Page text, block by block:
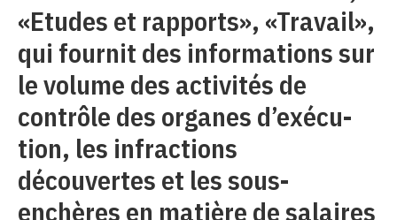
«Etudes et rapports», «Travail»,
qui fournit des informations sur
le volume des activités de
contrôle des organes d’exécu-
tion, les infractions
découvertes et les sous-
enchères en matière de salaires